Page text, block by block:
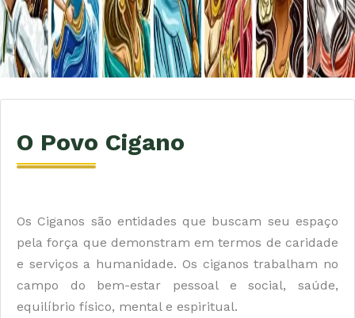
O Povo Cigano
Os Ciganos são entidades que buscam seu espaço
pela força que demonstram em termos de caridade
e serviços a humanidade. Os ciganos trabalham no
campo do bem-estar pessoal e social, saúde,
equilíbrio físico, mental e espiritual.